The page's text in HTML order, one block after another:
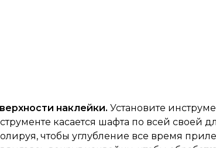
наклейки. Установите
касается шафта по всей своей
чтобы углубление все время